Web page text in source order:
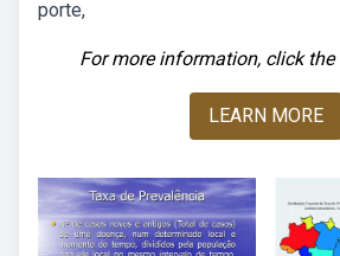
porte,
For more information, click the
LEARN MORE